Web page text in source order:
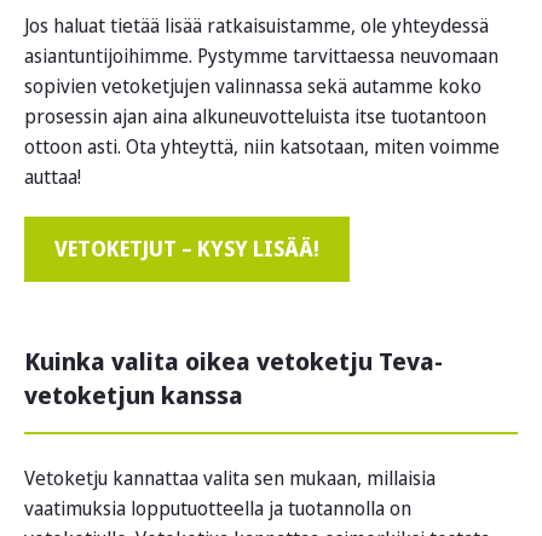
Jos haluat tietää lisää ratkaisuistamme, ole yhteydessä
asiantuntijoihimme. Pystymme tarvittaessa neuvomaan
sopivien vetoketjujen valinnassa sekä autamme koko
prosessin ajan aina alkuneuvotteluista itse tuotantoon
ottoon asti. Ota yhteyttä, niin katsotaan, miten voimme
auttaa!
VETOKETJUT – KYSY LISÄÄ!
Kuinka valita oikea vetoketju Teva-
vetoketjun kanssa
Vetoketju kannattaa valita sen mukaan, millaisia
vaatimuksia lopputuotteella ja tuotannolla on